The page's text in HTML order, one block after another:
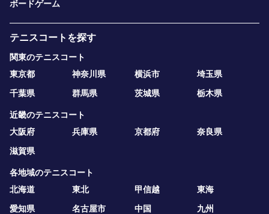
ボードゲーム
テニスコートを探す
関東のテニスコート
東京都
神奈川県 横浜市
埼玉県
千葉県
群馬県 茨城県 栃木県
近畿のテニスコート
大阪府
兵庫県 京都府
奈良県
滋賀県
各地域のテニスコート
北海道
東北 甲信越
東海
愛知県
名古屋市 中国 九州